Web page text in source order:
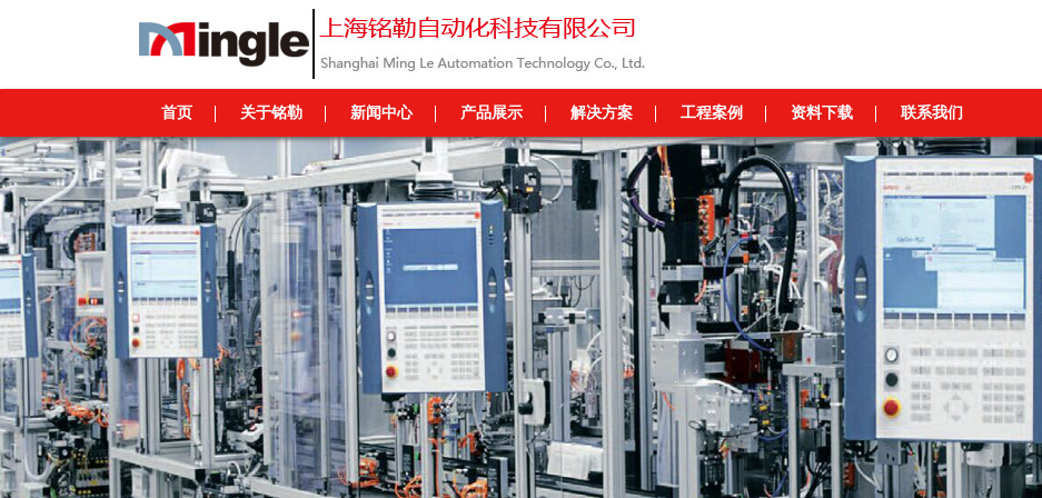
首页 关于铭勒 新闻中心 产品展示 解决方案 工程案例 资料下载 联系我们